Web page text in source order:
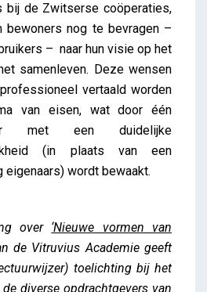
bij de Zwitserse coöperaties,
bewoners nog te bevragen –
– naar hun visie op het
samenleven. Deze wensen
vertaald worden
van eisen, wat door één
met een duidelijke
(in plaats van een
wordt bewaakt.
over ‘Nieuwe vormen van
de Vitruvius Academie geeft
toelichting bij het
diverse opdrachtgevers van